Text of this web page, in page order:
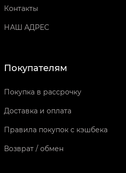
Контакты
НАШ АДРЕС
Покупателям
Покупка в рассрочку
Доставка и оплата
Правила покупок с кэшбека
Возврат / обмен